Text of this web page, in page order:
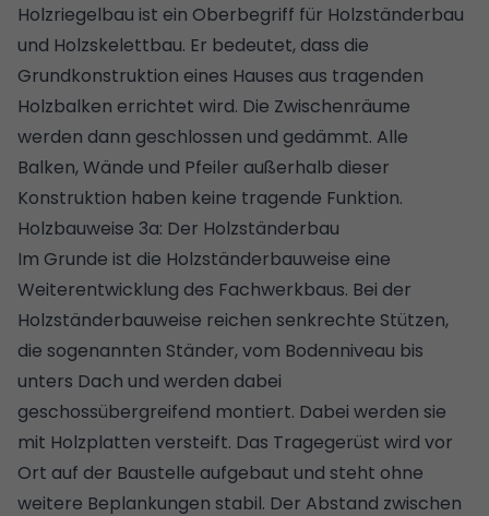
Holzriegelbau ist ein Oberbegriff für Holzständerbau
und Holzskelettbau. Er bedeutet, dass die
Grundkonstruktion eines Hauses aus tragenden
Holzbalken errichtet wird. Die Zwischenräume
werden dann geschlossen und gedämmt. Alle
Balken, Wände und Pfeiler außerhalb dieser
Konstruktion haben keine tragende Funktion.
Holzbauweise 3a: Der Holzständerbau
Im Grunde ist die Holzständerbauweise eine
Weiterentwicklung des Fachwerkbaus. Bei der
Holzständerbauweise reichen senkrechte Stützen,
die sogenannten Ständer, vom Bodenniveau bis
unters Dach und werden dabei
geschossübergreifend montiert. Dabei werden sie
mit Holzplatten versteift. Das Tragegerüst wird vor
Ort auf der Baustelle aufgebaut und steht ohne
weitere Beplankungen stabil. Der Abstand zwischen